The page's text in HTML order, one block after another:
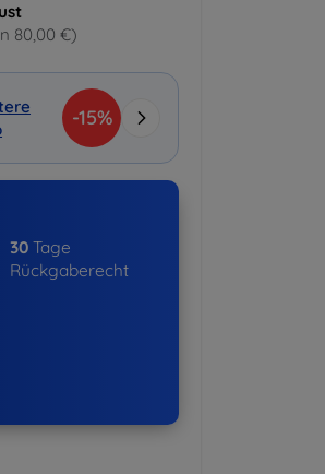
80,00 €)
-15%
30Tage
Rückgaberecht